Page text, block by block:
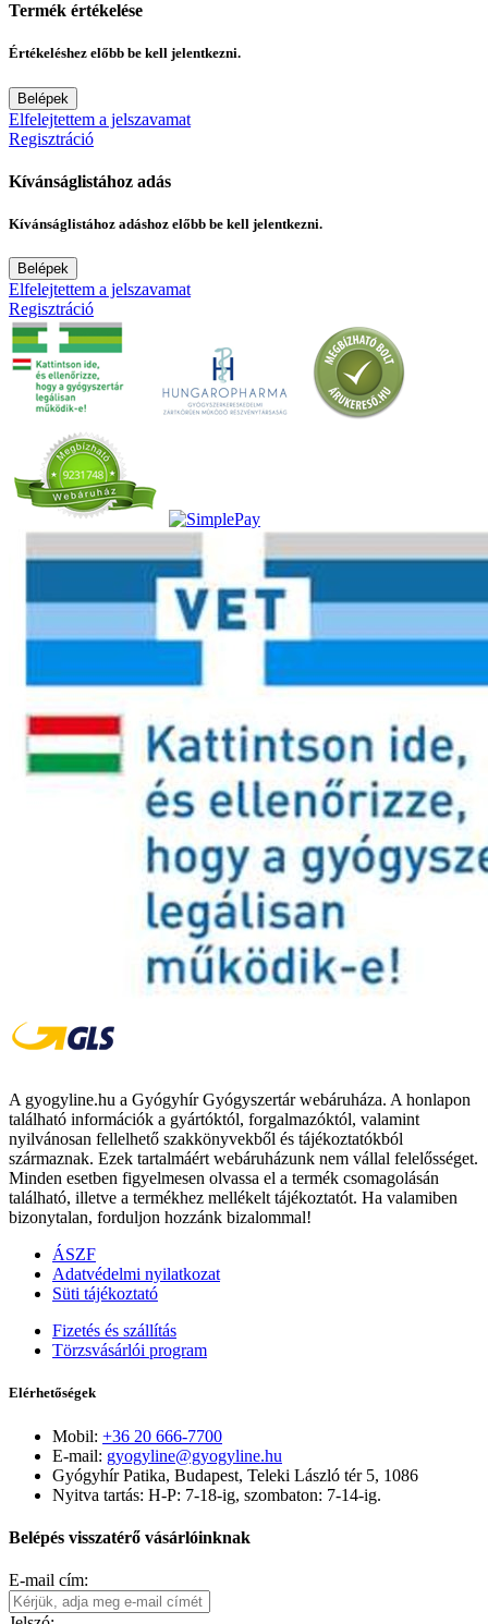
Termék értékelése
Értékeléshez előbb be kell jelentkezni.
Belépek
Elfelejtettem a jelszavamat
Regisztráció
Kívánságlistához adás
Kívánságlistához adáshoz előbb be kell jelentkezni.
Belépek
Elfelejtettem a jelszavamat
Regisztráció
A gyogyline.hu a Gyógyhír Gyógyszertár webáruháza. A honlapon
található információk a gyártóktól, forgalmazóktól, valamint
nyilvánosan fellelhető szakkönyvekből és tájékoztatókból
származnak. Ezek tartalmáért webáruházunk nem vállal felelősséget.
Minden esetben figyelmesen olvassa el a termék csomagolásán
található, illetve a termékhez mellékelt tájékoztatót. Ha valamiben
bizonytalan, forduljon hozzánk bizalommal!
ÁSZF
Adatvédelmi nyilatkozat
Süti tájékoztató
Fizetés és szállítás
Törzsvásárlói program
Elérhetőségek
Mobil: +36 20 666-7700
E-mail: gyogyline@gyogyline.hu
Gyógyhír Patika, Budapest, Teleki László tér 5, 1086
Nyitva tartás: H-P: 7-18-ig, szombaton: 7-14-ig.
Belépés visszatérő vásárlóinknak
E-mail cím: